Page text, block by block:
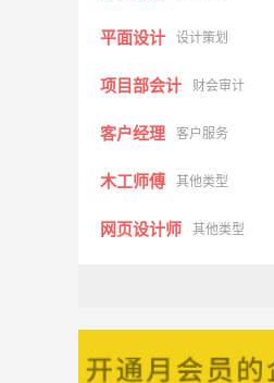
平面设计 设计策划
项目部会计 财会审计
客户经理 客户服务
木工师傅 其他类型
网页设计师 其他类型
销售专员 其他类型